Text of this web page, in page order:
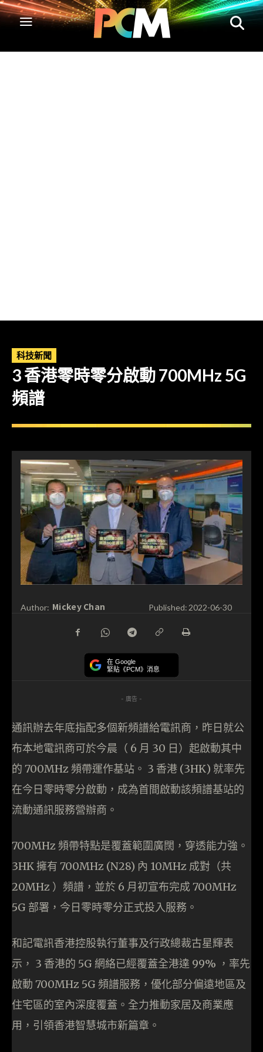
科技新聞
3 香港零時零分啟動 700MHz 5G
頻譜
Author: Mickey Chan Published: 2022-06-30
在 Google
緊貼《PCM》消息
- 廣告 -
通訊辦去年底指配多個新頻譜給電訊商，昨日就公
布本地電訊商可於今晨（ 6 月 30 日）起啟動其中
的 700MHz 頻帶運作基站。 3 香港 (3HK) 就率先
在今日零時零分啟動，成為首間啟動該頻譜基站的
流動通訊服務營辦商。
700MHz 頻帶特點是覆蓋範圍廣闊，穿透能力強。
3HK 擁有 700MHz (N28) 內 10MHz 成對（共
20MHz ）頻譜，並於 6 月初宣布完成 700MHz
5G 部署，今日零時零分正式投入服務。
和記電訊香港控股執行董事及行政總裁古星輝表
示， 3 香港的 5G 網絡已經覆蓋全港達 99% ，率先
啟動 700MHz 5G 頻譜服務，優化部分偏遠地區及
住宅區的室內深度覆蓋。全力推動家居及商業應
用，引領香港智慧城市新篇章。